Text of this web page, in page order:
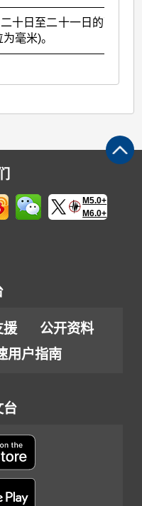
十日至二十一日的雨量分
毫米)。
M5.0+
M6.0+
援
公开资料
用户指南
台